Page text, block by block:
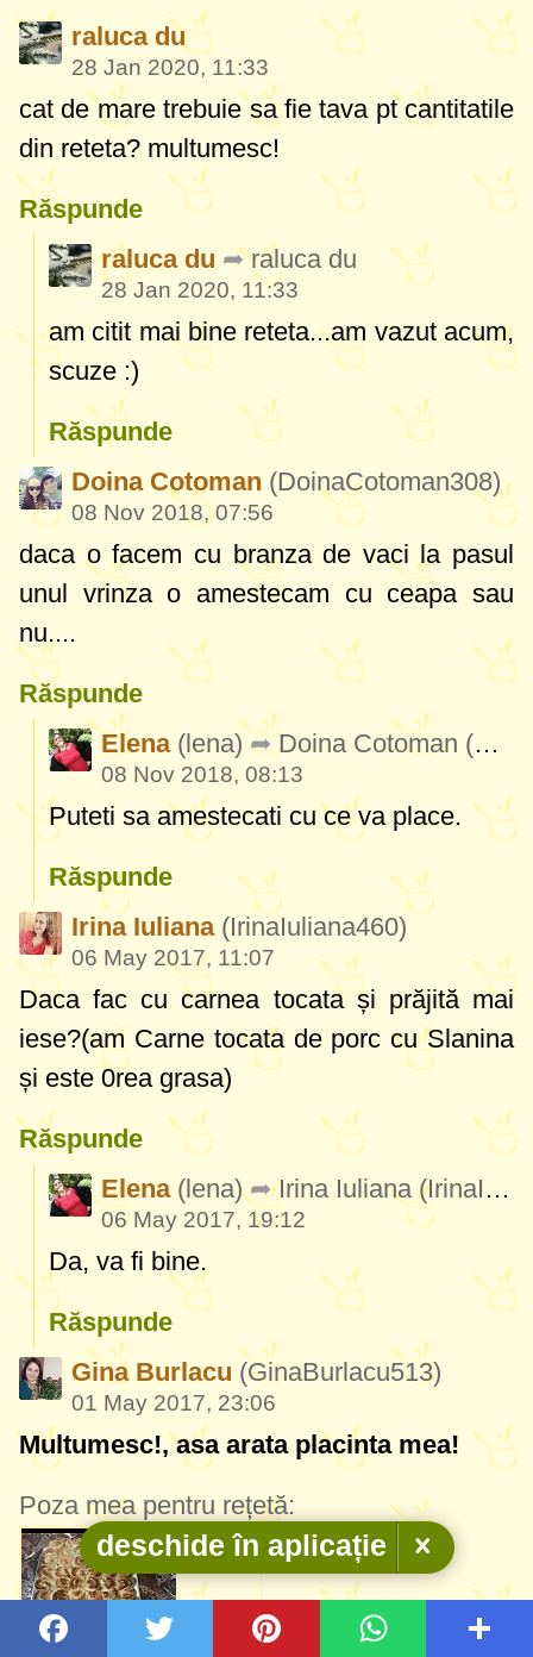
raluca du
28 Jan 2020, 11:33
cat de mare trebuie sa fie tava pt cantitatile
din reteta? multumesc!
Răspunde
raluca du
raluca du
28 Jan 2020, 11:33
am citit mai bine reteta...am vazut acum,
scuze :)
Răspunde
Doina Cotoman (DoinaCotoman308)
08 Nov 2018, 07:56
daca o facem cu branza de vaci la pasul
unul vrinza o amestecam cu ceapa sau
nu....
Răspunde
Elena (lena) Doina Cotoman (DoinaCotoman308)
08 Nov 2018, 08:13
Puteti sa amestecati cu ce va place.
Răspunde
Irina Iuliana (IrinaIuliana460)
06 May 2017, 11:07
Daca fac cu carnea tocata și prăjită mai
iese?(am Carne tocata de porc cu Slanina
și este 0rea grasa)
Răspunde
Elena (lena) Irina Iuliana(IrinaIuliana460)
06 May 2017, 19:12
Da, va fi bine.
Răspunde
Gina Burlacu (GinaBurlacu513)
01 May 2017, 23:06
Multumesc!, asa arata placinta mea!
Poza mea pentru rețetă:
deschide în aplicație